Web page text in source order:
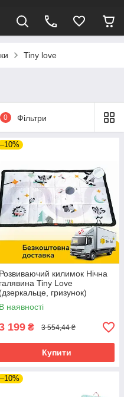
Tiny love
0 Фільтри
–10%
Розвиваючий килимок Нічна
галявина Tiny Love
(дзеркальце, гризунок)
1206005830
В наявності
199 ₴ 3 554,44 ₴
Купити
–10%